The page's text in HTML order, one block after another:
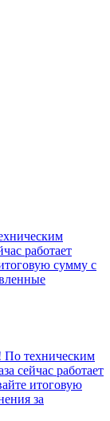
работает
сумму с
техническим
сейчас работает
итоговую
за